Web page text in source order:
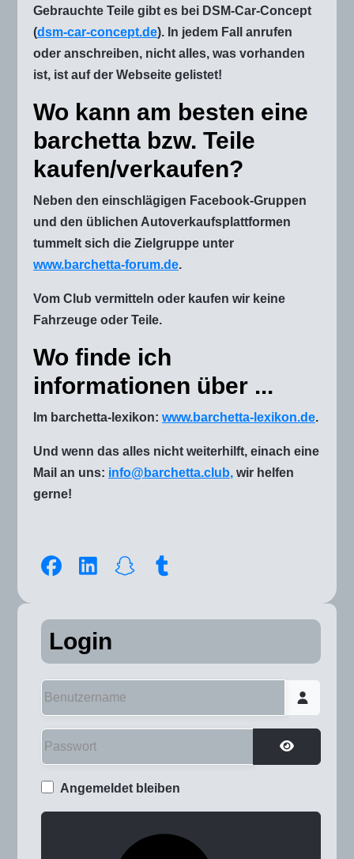
Gebrauchte Teile gibt es bei DSM-Car-Concept
(dsm-car-concept.de). In jedem Fall anrufen
oder anschreiben, nicht alles, was vorhanden
ist, ist auf der Webseite gelistet!
Wo kann am besten eine
barchetta bzw. Teile
kaufen/verkaufen?
Neben den einschlägigen Facebook-Gruppen
und den üblichen Autoverkaufsplattformen
tummelt sich die Zielgruppe unter
www.barchetta-forum.de.
Vom Club vermitteln oder kaufen wir keine
Fahrzeuge oder Teile.
Wo finde ich
informationen über ...
Im barchetta-lexikon: www.barchetta-lexikon.de.
Und wenn das alles nicht weiterhilft, einach eine
Mail an uns: info@barchetta.club, wir helfen
gerne!
Login
Benutzername
Passwort
Passwort
Angemeldet bleiben